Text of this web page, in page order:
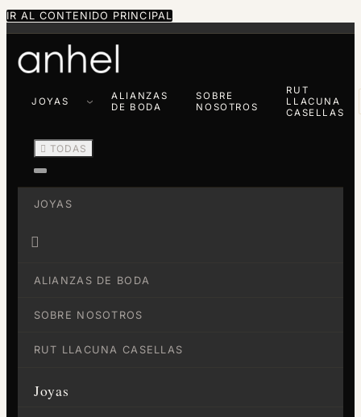
IR AL CONTENIDO PRINCIPAL
JOYAS
ALIANZAS
DE BODA
SOBRE
NOSOTROS
RUT
LLACUNA
CASELLAS
 TODAS
JOYAS

ALIANZAS DE BODA
SOBRE NOSOTROS
RUT LLACUNA CASELLAS
Joyas